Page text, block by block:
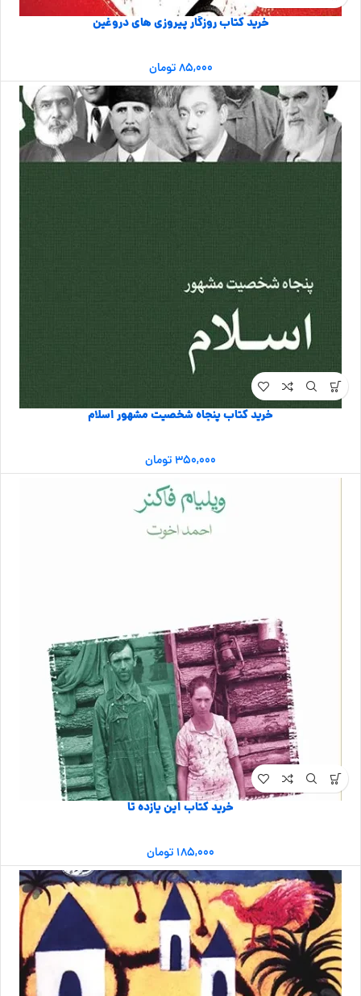
خرید کتاب روزگار پیروزی های دروغین
۸۵,۰۰۰تومان
خرید کتاب پنجاه شخصیت مشهور اسلام
۳۵۰,۰۰۰تومان
خرید کتاب این یازده تا
۱۸۵,۰۰۰ تومان